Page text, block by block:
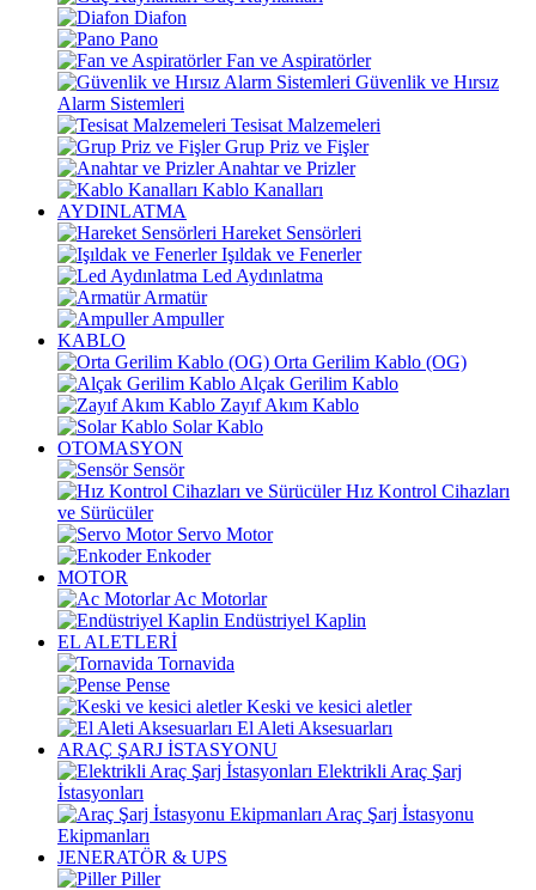
Diafon
Pano
Fan ve Aspiratörler
Güvenlik ve Hırsız
Alarm Sistemleri
Tesisat Malzemeleri
Grup Priz ve Fişler
Anahtar ve Prizler
Kablo Kanalları
AYDINLATMA
Hareket Sensörleri
Işıldak ve Fenerler
Led Aydınlatma
Armatür
Ampuller
KABLO
Orta Gerilim Kablo (OG)
Alçak Gerilim Kablo
Zayıf Akım Kablo
Solar Kablo
OTOMASYON
Sensör
Hız Kontrol Cihazları
ve Sürücüler
Servo Motor
Enkoder
MOTOR
Ac Motorlar
Endüstriyel Kaplin
EL ALETLERİ
Tornavida
Pense
Keski ve kesici aletler
El Aleti Aksesuarları
ARAÇ ŞARJ İSTASYONU
Elektrikli Araç Şarj
İstasyonları
Araç Şarj İstasyonu
Ekipmanları
JENERATÖR & UPS
Piller